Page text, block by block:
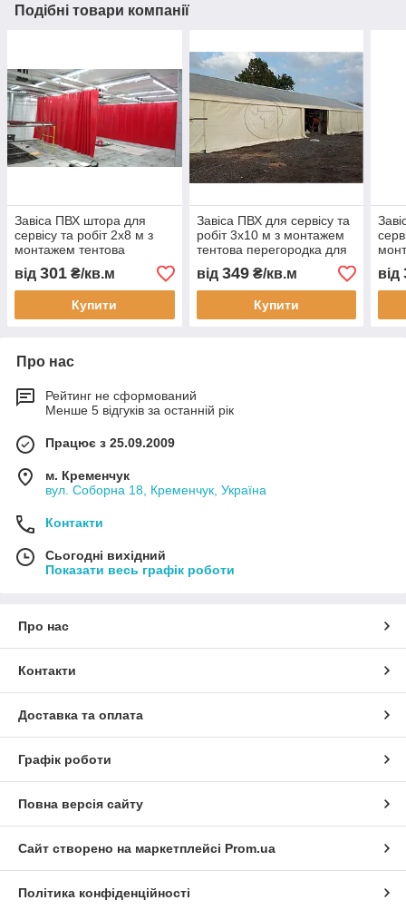
Подібні товари компанії
Завіса ПВХ штора для
сервісу та робіт 2x8 м з
монтажем тентова
водонепроникна Тенти
України
від 301 ₴/кв.м
Купити
Завіса ПВХ для сервісу та
робіт 3x10 м з монтажем
тентова перегородка для
виробництва цеху складу
та СТО водонепроникна
від 349₴/кв.м
Купити
та
від
Про нас
Рейтинг не сформований
Менше 5 відгуків за останній рік
Працює з 25.09.2009
м. Кременчук
вул. Соборна 18, Кременчук, Україна
Контакти
Сьогодні вихідний
Показати весь графік роботи
Про нас
Контакти
Доставка та оплата
Графік роботи
Повна версія сайту
Сайт створено на маркетплейсі Prom.ua
Політика конфіденційності